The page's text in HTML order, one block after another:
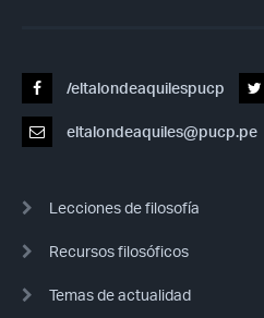
/eltalondeaquilespucp
eltalondeaquiles@pucp.pe
Lecciones de filosofía
Recursos filosóficos
Temas de actualidad